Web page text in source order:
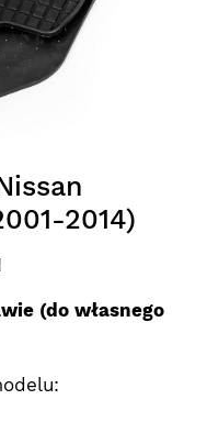
2014)
(do własnego